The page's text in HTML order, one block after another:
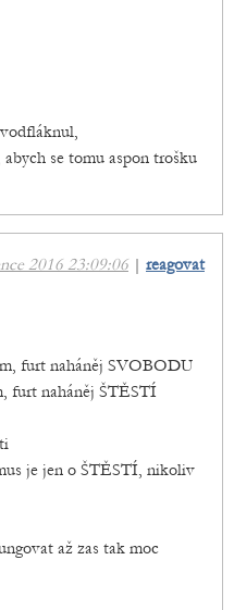
se tomu aspon trošku
2016 23:09:06 | reagovat
furt naháněj SVOBODU
furt naháněj ŠTĚSTÍ
je jen o ŠTĚSTÍ, nikoliv
až zas tak moc